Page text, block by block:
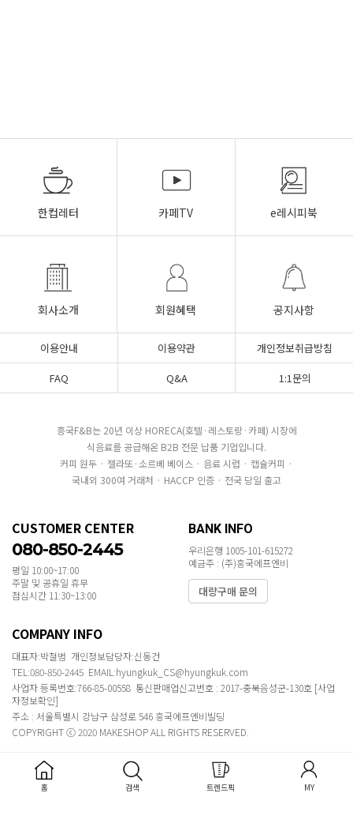
한컵레터 카페TV e레시피북
회사소개 회원혜택 공지사항
이용안내 이용약관
개인정보취급방침
FAQ
Q&A 1:1문의
흥국F&B는 20년 이상 HORECA(호텔·레스토랑·카페) 시장에
식음료를 공급해온 B2B 전문 납품 기업입니다.
커피 원두 · 젤라또·소르베 베이스 · 음료 시럽 · 캡슐커피 ·
국내외 300여 거래처 · HACCP 인증 · 전국 당일 출고
CUSTOMER CENTER
080-850-2445
평일 10:00~17:00
주말 및 공휴일 휴무
점심시간 11:30~13:00
BANK INFO
우리은행 1005-101-615272
예금주 : (주)흥국에프엔비
대량구매 문의
COMPANY INFO
대표자:박철범 개인정보담당자:신동건
TEL:080-850-2445 EMAIL:hyungkuk_CS@hyungkuk.com
사업자 등록번호:766-85-00558 통신판매업신고번호 : 2017-충북음성군-130호 [사업
자정보확인]
주소 : 서울특별시 강남구 삼성로 546 흥국에프엔비빌딩
COPYRIGHT ⓒ 2020 MAKESHOP ALL RIGHTS RESERVED.
홈 검색 트렌드픽 MY